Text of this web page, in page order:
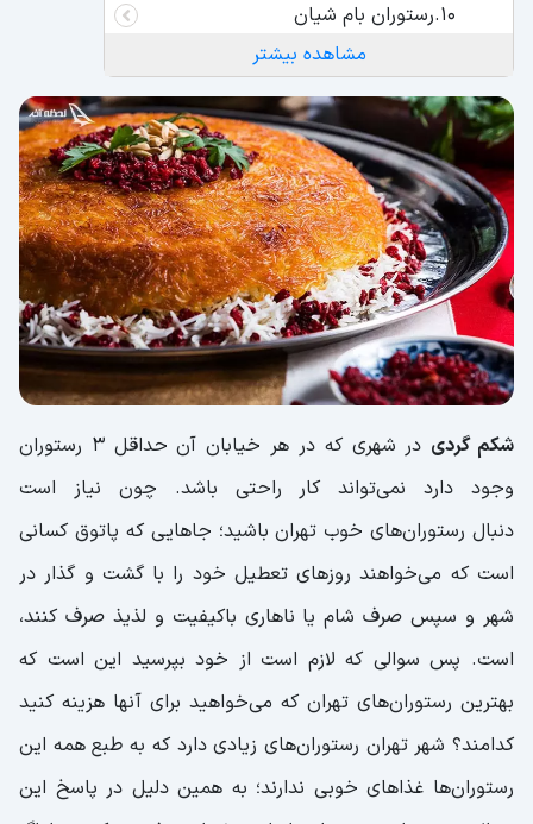
10.رستوران بام شیان
12.رستوران شمرون کباب
13.رستوران جوان
14.رستوران نارنجستان
15.دیزی سرای ایرانشهر
16.رستوران گشت
17.رستوران راه چوبی
18.رستوران عالی قاپو
19.رستوران شاندیز جردن
20.رستوران البرز تهران
21.رستوران ایتالیایی ژوانی (جنارو)
22.رستوران اس پی یو
23.رستوران مس توران
24.مجموعه رستوران و کافه های ارکیده
24. رستوران موبی دیک
25.رستوران ۱۳۳ تهرانپارس
26.رستوران حس توران
27.رستوران باربد
مشاهده بیشتر
شکم گردی
در شهری که در هر خیابان آن حداقل 3 رستوران
وجود دارد نمی‌تواند کار راحتی باشد. چون نیاز است
دنبال رستوران‌های خوب تهران باشید؛ جاهایی که پاتوق کسانی
است که می‌خواهند روزهای تعطیل خود را با گشت و گذار در
شهر و سپس صرف شام یا ناهاری باکیفیت و لذیذ صرف کنند،
است. پس سوالی که لازم است از خود بپرسید این است که
بهترین رستوران‌های تهران که می‌خواهید برای آنها هزینه کنید
کدامند؟ شهر تهران رستوران‌های زیادی دارد که به طبع همه این
رستوران‌ها غذاهای خوبی ندارند؛ به همین دلیل در پاسخ این